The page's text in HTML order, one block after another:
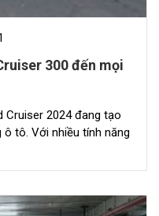
300 đến mọi
Cruiser 2024 đang tạo
tô. Với nhiều tính năng